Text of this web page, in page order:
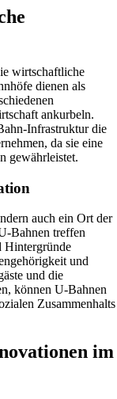
wirtschaftliche
dienen als
ankurbeln.
Infrastruktur die
da sie eine
gewährleistet.
auch ein Ort der
Bahnen treffen
Hintergründe
und
und die
können U-Bahnen
Zusammenhalts
im